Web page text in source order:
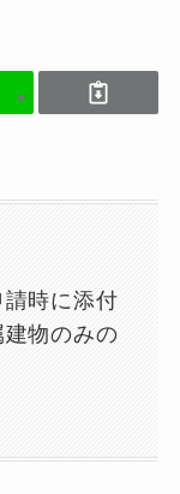
時に添付
物のみの